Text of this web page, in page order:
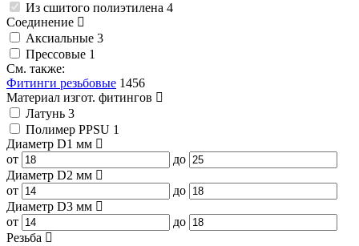
Из сшитого полиэтилена 4
Соединение
Аксиальные 3
Прессовые 1
См. также:
Фитинги резьбовые 1456
Материал изгот. фитингов
Латунь 3
Полимер PPSU 1
Диаметр D1 мм
от
до
Диаметр D2 мм
от
до
Диаметр D3 мм
от
до
Резьба